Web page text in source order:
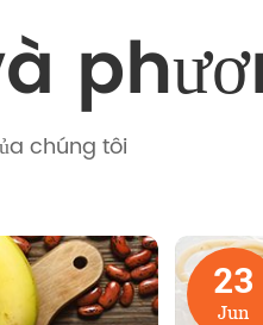
chúng tôi
23
Jun